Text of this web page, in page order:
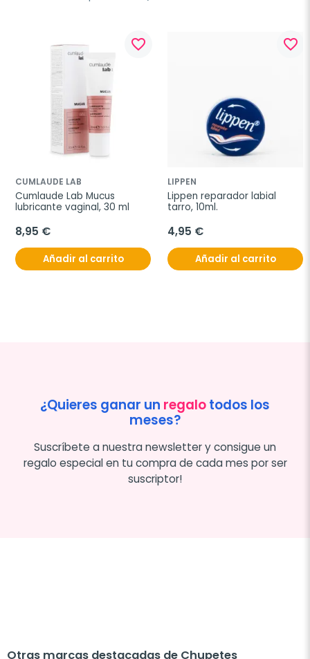
favorite_border
CUMLAUDE LAB
Cumlaude Lab Mucus
lubricante vaginal, 30 ml
8,95 €
Añadir al carrito
favorite_border
LIPPEN
Lippen reparador labial
tarro, 10ml.
4,95 €
Añadir al carrito
¿Quieres ganar un regalotodos los
meses?
Suscríbete a nuestra newsletter y consigue un
regalo especial en tu compra de cada mes por ser
suscriptor!
Otras marcas destacadas de Chupetes